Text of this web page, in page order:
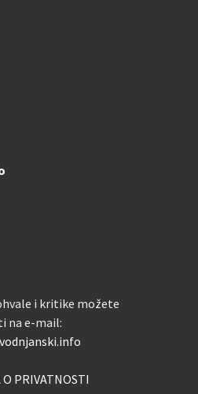
i kritike možete
na e-mail:
O PRIVATNOSTI